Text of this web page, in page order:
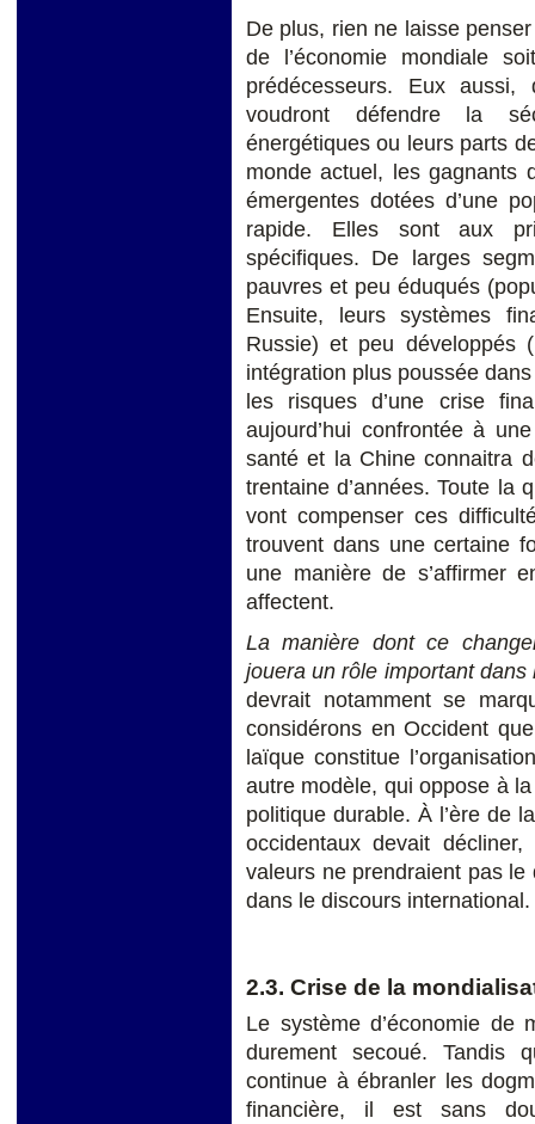
De plus, rien ne laisse
de l’économie mondiale
prédécesseurs. Eux
voudront défendre la
énergétiques ou leurs parts
monde actuel, les gagnants
émergentes dotées d’une
rapide. Elles sont aux
spécifiques. De larges
pauvres et peu éduqués
Ensuite, leurs systèmes
Russie) et peu développés
intégration plus poussée
les risques d’une crise
aujourd’hui confrontée à
santé et la Chine connaitra
trentaine d’années. Toute la
vont compenser ces
trouvent dans une certaine
une manière de s’affirmer
affectent.
La manière dont ce
jouera un rôle important dans
devrait notamment se
considérons en Occident
laïque constitue
autre modèle, qui oppose à
politique durable. À l’ère de
occidentaux devait
valeurs ne prendraient pas
dans le discours international.
2.3. Crise de la
Le système d’économie de
durement secoué. Tandis
continue à ébranler les
financière, il est sans